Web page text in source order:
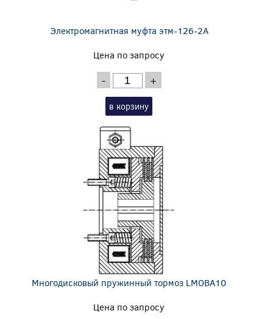
Электромагнитная муфта этм-126-2А
Цена по запросу
- +
в корзину
Многодисковый пружинный тормоз LMOBA10
Цена по запросу